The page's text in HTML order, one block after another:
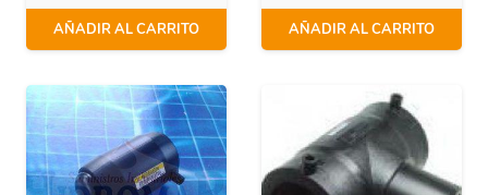
AÑADIR AL CARRITO AÑADIR AL CARRITO